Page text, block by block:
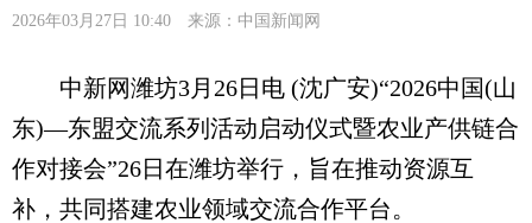
2026年03月27日 10:40 来源：中国新闻网
中新网潍坊3月26日电 (沈广安)“2026中国(山
东)—东盟交流系列活动启动仪式暨农业产供链合
作对接会”26日在潍坊举行，旨在推动资源互
补，共同搭建农业领域交流合作平台。